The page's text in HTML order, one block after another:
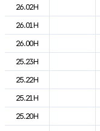
26.02H
26.01H
26.00H
25.23H
25.22H
25.21H
25.20H